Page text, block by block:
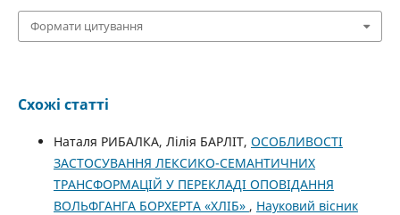
Формати цитування
Схожі статті
Наталя РИБАЛКА, Лілія БАРЛІТ, ОСОБЛИВОСТІ
ЗАСТОСУВАННЯ ЛЕКСИКО-СЕМАНТИЧНИХ
ТРАНСФОРМАЦІЙ У ПЕРЕКЛАДІ ОПОВІДАННЯ
ВОЛЬФГАНГА БОРХЕРТА «ХЛІБ» , Науковий вісник